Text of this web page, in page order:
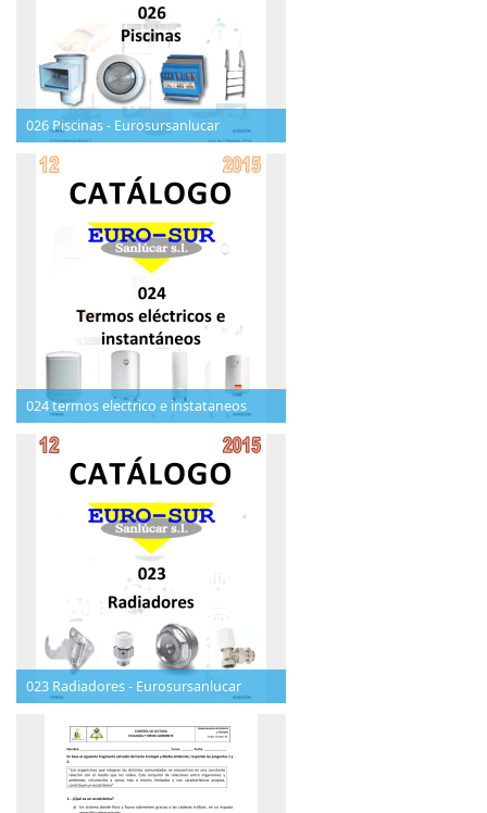
026 Piscinas - Eurosursanlucar
024 termos electrico e instataneos
023 Radiadores - Eurosursanlucar